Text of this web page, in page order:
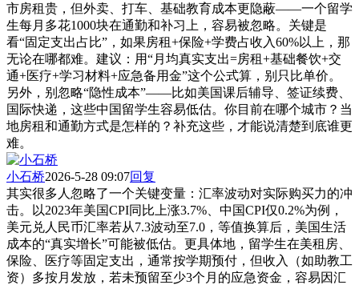
市房租贵，但外卖、打车、基础教育成本更隐蔽——一个留学
生每月多花1000块在通勤和补习上，容易被忽略。关键是
看“固定支出占比”，如果房租+保险+学费占收入60%以上，那
无论在哪都难。建议：用“月均真实支出=房租+基础餐饮+交
通+医疗+学习材料+应急备用金”这个公式算，别只比单价。
另外，别忽略“隐性成本”——比如美国课后辅导、签证续费、
国际快递，这些中国留学生容易低估。你目前在哪个城市？当
地房租和通勤方式是怎样的？补充这些，才能说清楚到底谁更
难。
小石桥2026-5-28 09:07回复
其实很多人忽略了一个关键变量：汇率波动对实际购买力的冲
击。以2023年美国CPI同比上涨3.7%、中国CPI仅0.2%为例，
美元兑人民币汇率若从7.3波动至7.0，等值换算后，美国生活
成本的“真实增长”可能被低估。更具体地，留学生在美租房、
保险、医疗等固定支出，通常按学期预付，但收入（如助教工
资）多按月发放，若未预留至少3个月的应急资金，容易因汇